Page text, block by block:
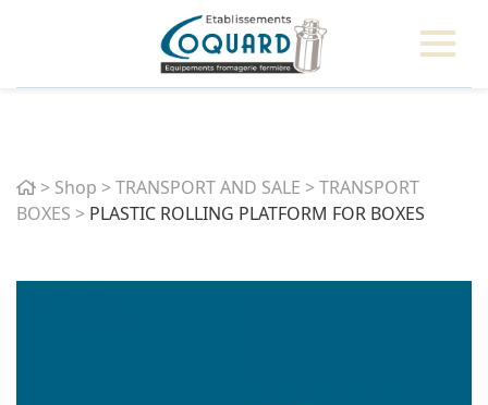
Home
> Shop >TRANSPORT AND SALE >TRANSPORT
BOXES > PLASTIC ROLLING PLATFORM FOR BOXES